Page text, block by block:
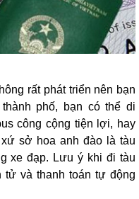
rất phát triển nên bạn
phố, bạn có thể di
công cộng tiện lợi, hay
sở hoa anh đào là tàu
xe đạp. Lưu ý khi đi tàu
tử và thanh toán tự động